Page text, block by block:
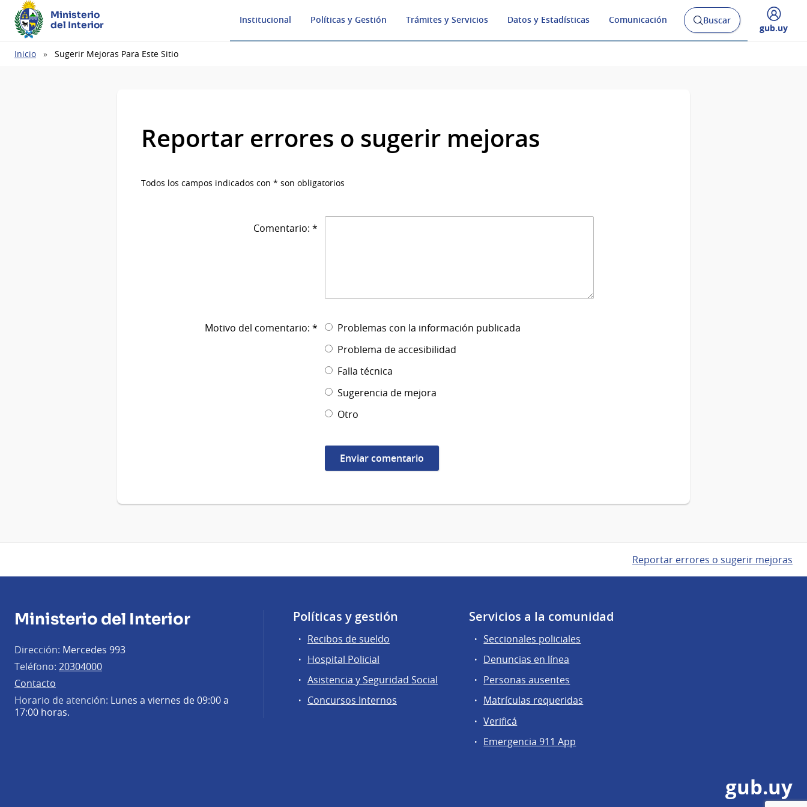
Ministerio
del Interior
Institucional Políticas y Gestión Trámites y Servicios Datos y Estadísticas Comunicación
Abrir
buscador
Buscar
Desplegar
gub.uy
Ruta
Inicio Sugerir Mejoras Para Este Sitio
Reportar errores o sugerir mejoras
Todos los campos indicados con * son obligatorios
Comentario: *
Motivo del comentario: *
Problemas con la información publicada
Problema de accesibilidad
Falla técnica
Sugerencia de mejora
Otro
Reportar errores o sugerir mejoras
Ministerio del Interior
Dirección: Mercedes 993
Teléfono: 20304000
Contacto
Horario de atención: Lunes a viernes de 09:00 a
17:00 horas.
Políticas y gestión
Recibos de sueldo
Hospital Policial
Asistencia y Seguridad Social
Concursos Internos
Servicios a la comunidad
Seccionales policiales
Denuncias en línea
Personas ausentes
Matrículas requeridas
Verificá
Emergencia 911 App
gub.uy